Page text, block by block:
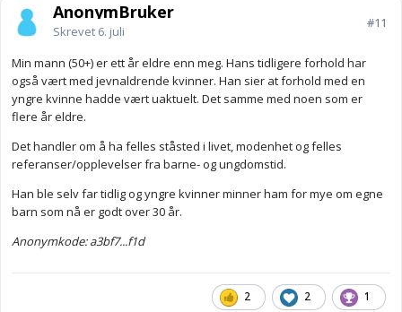
AnonymBruker
Skrevet 6. juli
#11
Min mann (50+) er ett år eldre enn meg. Hans tidligere forhold har
også vært med jevnaldrende kvinner. Han sier at forhold med en
yngre kvinne hadde vært uaktuelt. Det samme med noen som er
flere år eldre.
Det handler om å ha felles ståsted i livet, modenhet og felles
referanser/opplevelser fra barne- og ungdomstid.
Han ble selv far tidlig og yngre kvinner minner ham for mye om egne
barn som nå er godt over 30 år.
Anonymkode: a3bf7...f1d
2 2 1